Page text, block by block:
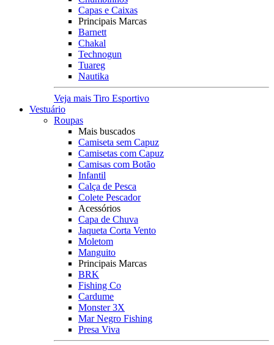
Capas e Caixas
Principais Marcas
Barnett
Chakal
Technogun
Tuareg
Nautika
Veja mais Tiro Esportivo
Vestuário
Roupas
Mais buscados
Camiseta sem Capuz
Camisetas com Capuz
Camisas com Botão
Infantil
Calça de Pesca
Colete Pescador
Acessórios
Capa de Chuva
Jaqueta Corta Vento
Moletom
Manguito
Principais Marcas
BRK
Fishing Co
Cardume
Monster 3X
Mar Negro Fishing
Presa Viva